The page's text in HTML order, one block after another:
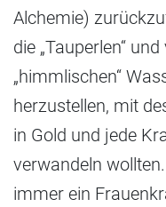
Alchemie)
die „Tauperlen“
„himmlischen“
herzustellen, mit
in Gold und jede
verwandeln
immer ein